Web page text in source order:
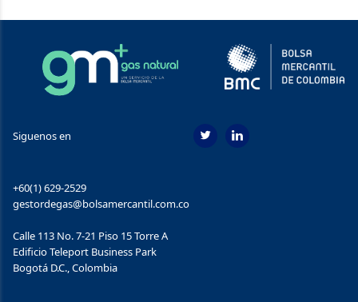
Siguenos en
+60(1) 629-2529
gestordegas@bolsamercantil.com.co
Calle 113 No. 7-21 Piso 15 Torre A
Ediﬁcio Teleport Business Park
Bogotá D.C., Colombia